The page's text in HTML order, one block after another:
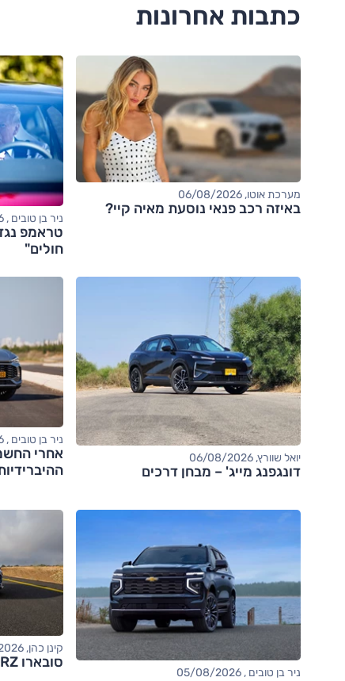
כתבות אחרונות
מערכת אוטו, 06/08/2026
באיזה רכב פנאי נוסעת מאיה קיי?
ניר בן טובים , 06/08/2026
טראמפ
חולים"
יואל שוורץ, 06/08/2026
דונגפנג מייג' – מבחן דרכים
ניר בן טובים , 06/08/2026
ניר בן טובים , 05/08/2026
קינן כהן, 05/08/2026
סובארו BRZ – מבחן דרכים (tS)